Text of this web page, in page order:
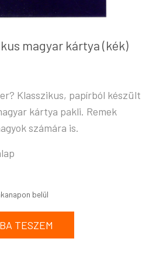
magyar kártya (kék)
Klasszikus, papírból készült
kártya pakli. Remek
számára is.
TESZEM